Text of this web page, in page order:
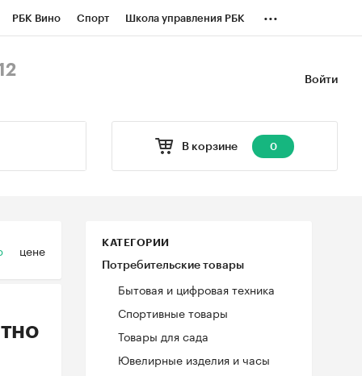
РБК Вино Спорт Школа управления РБК ...
Войти
В корзине 0
цене КАТЕГОРИИ
Потребительские товары
Бытовая и цифровая техника
Спортивные товары
Товары для сада
Ювелирные изделия и часы